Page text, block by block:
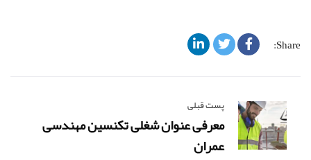
Share:
پست قبلی
معرفی عنوان شغلی تکنسین مهندسی
عمران